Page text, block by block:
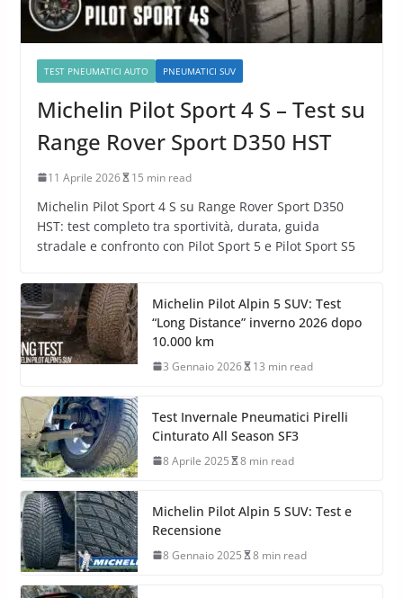
TEST PNEUMATICI AUTO PNEUMATICI SUV
Michelin Pilot Sport 4 S – Test su
Range Rover Sport D350 HST
11 Aprile 2026 15 min read
Michelin Pilot Sport 4 S su Range Rover Sport D350
HST: test completo tra sportività, durata, guida
stradale e confronto con Pilot Sport 5 e Pilot Sport S5
Michelin Pilot Alpin 5 SUV: Test
“Long Distance” inverno 2026 dopo
10.000 km
3 Gennaio 2026 13 min read
Test Invernale Pneumatici Pirelli
Cinturato All Season SF3
8 Aprile 2025 8 min read
Michelin Pilot Alpin 5 SUV: Test e
Recensione
8 Gennaio 2025 8 min read